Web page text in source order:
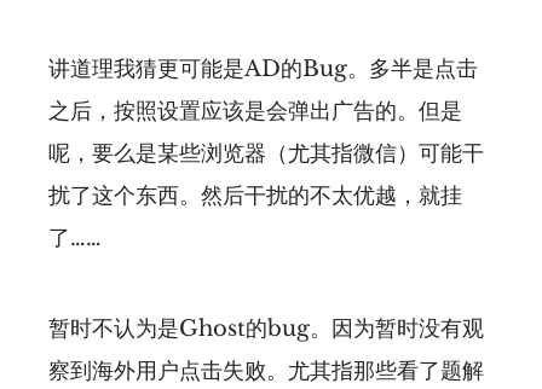
讲道理我猜更可能是AD的Bug。多半是点击
之后，按照设置应该是会弹出广告的。但是
呢，要么是某些浏览器（尤其指微信）可能干
扰了这个东西。然后干扰的不太优越，就挂
了……
暂时不认为是Ghost的bug。因为暂时没有观
察到海外用户点击失败。尤其指那些看了题解